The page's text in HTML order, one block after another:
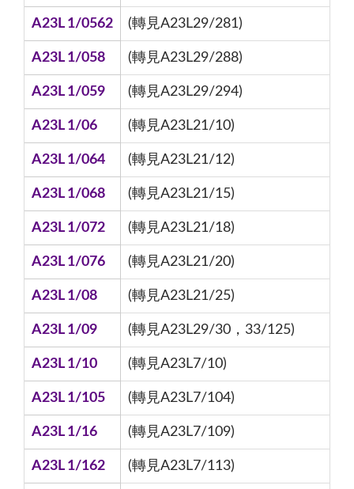
A23L 1/0562 (轉見A23L29/281)
A23L 1/058 (轉見A23L29/288)
A23L 1/059 (轉見A23L29/294)
A23L 1/06 (轉見A23L21/10)
A23L 1/064 (轉見A23L21/12)
A23L 1/068 (轉見A23L21/15)
A23L 1/072 (轉見A23L21/18)
A23L 1/076 (轉見A23L21/20)
A23L 1/08 (轉見A23L21/25)
A23L 1/09 (轉見A23L29/30，33/125)
A23L 1/10 (轉見A23L7/10)
A23L 1/105 (轉見A23L7/104)
A23L 1/16 (轉見A23L7/109)
A23L 1/162 (轉見A23L7/113)